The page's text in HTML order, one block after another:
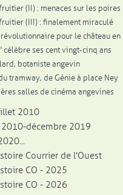
(II) : menaces sur les poires
(III) : finalement miraculé
pour le château
célèbre ses cent vingt-cinq ans
botaniste angevin
tramway, de Génie à place Ney
salles de cinéma angevines
2010
décembre 2019
Courrier de l'Ouest
CO - 2025
CO - 2026